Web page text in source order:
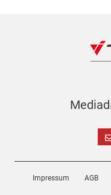
Impressum AGB